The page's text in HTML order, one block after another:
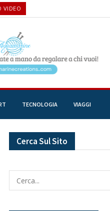
VIDEO
TECNOLOGIA VIAGGI
Cerca Sul Sito